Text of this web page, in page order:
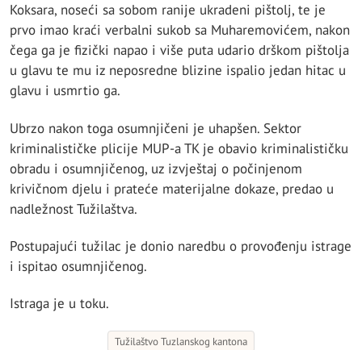
Koksara, noseći sa sobom ranije ukradeni pištolj, te je
prvo imao kraći verbalni sukob sa Muharemovićem, nakon
čega ga je fizički napao i više puta udario drškom pištolja
u glavu te mu iz neposredne blizine ispalio jedan hitac u
glavu i usmrtio ga.
Ubrzo nakon toga osumnjičeni je uhapšen. Sektor
kriminalističke plicije MUP-a TK je obavio kriminalističku
obradu i osumnjičenog, uz izvještaj o počinjenom
krivičnom djelu i prateće materijalne dokaze, predao u
nadležnost Tužilaštva.
Postupajući tužilac je donio naredbu o provođenju istrage
i ispitao osumnjičenog.
Istraga je u toku.
Tužilaštvo Tuzlanskog kantona